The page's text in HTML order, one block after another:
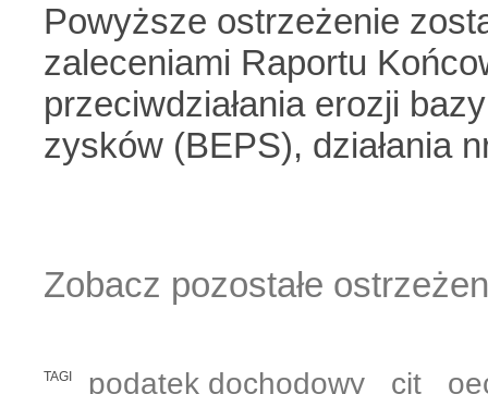
Powyższe ostrzeżenie
zaleceniami Raportu
przeciwdziałania erozji
zysków (BEPS), działania
Zobacz pozostałe
TAGI podatek dochodowy cit